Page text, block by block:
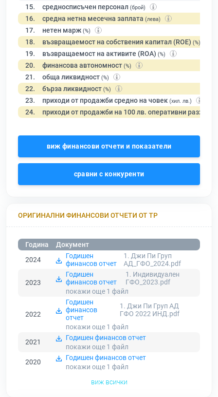
15. средносписъчен персонал (брой)
16. средна нетна месечна заплата (лева)
17. нетен марж (%)
18. възвращаемост на собствения капитал (ROE) (%)
19. възвращаемост на активите (ROA) (%)
20. финансова автономност (%)
21. обща ликвидност (%)
22. бърза ликвидност (%)
23. приходи от продажби средно на човек (хил. лв.)
24. приходи от продажби на 100 лв. оперативни разходи
виж финансови отчети и показатели
сравни с конкуренти
ОРИГИНАЛНИ ФИНАНСОВИ ОТЧЕТИ ОТ ТР
Година
Документ
2024
Годишен
финансов отчет
1. Джи Пи Груп
АД_ГФО_2024.pdf
2023
Годишен
финансов отчет
1. Индивидуален
ГФО_2023.pdf
покажи още 1 файл
2022
Годишен
финансов
отчет
1. Джи Пи Груп АД
ГФО 2022 ИНД.pdf
покажи още 1 файл
2021
Годишен финансов отчет
покажи още 1 файл
2020
Годишен финансов отчет
покажи още 1 файл
виж всички